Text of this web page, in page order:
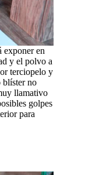
exponer en
y el polvo a
terciopelo y
blíster no
llamativo
golpes
para